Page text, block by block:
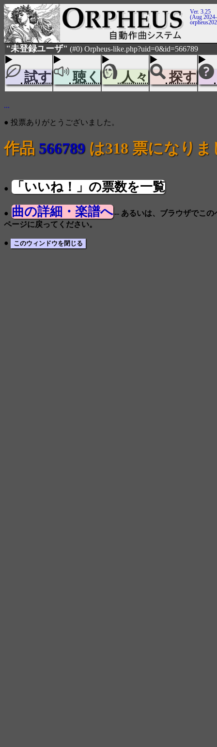
Ver. 3.25
(Aug
"未登録ユーザ" (#0) Orpheus-like.php?uid=0&id=566789
試す 聴く 人々 探す
...
● 投票ありがとうございました。
作品 566789 は318 票になりま
● 「いいね！」の票数を一覧
● 曲の詳細・楽譜へ-- あるいは、ブラウザでこ
ページに戻ってください。
●